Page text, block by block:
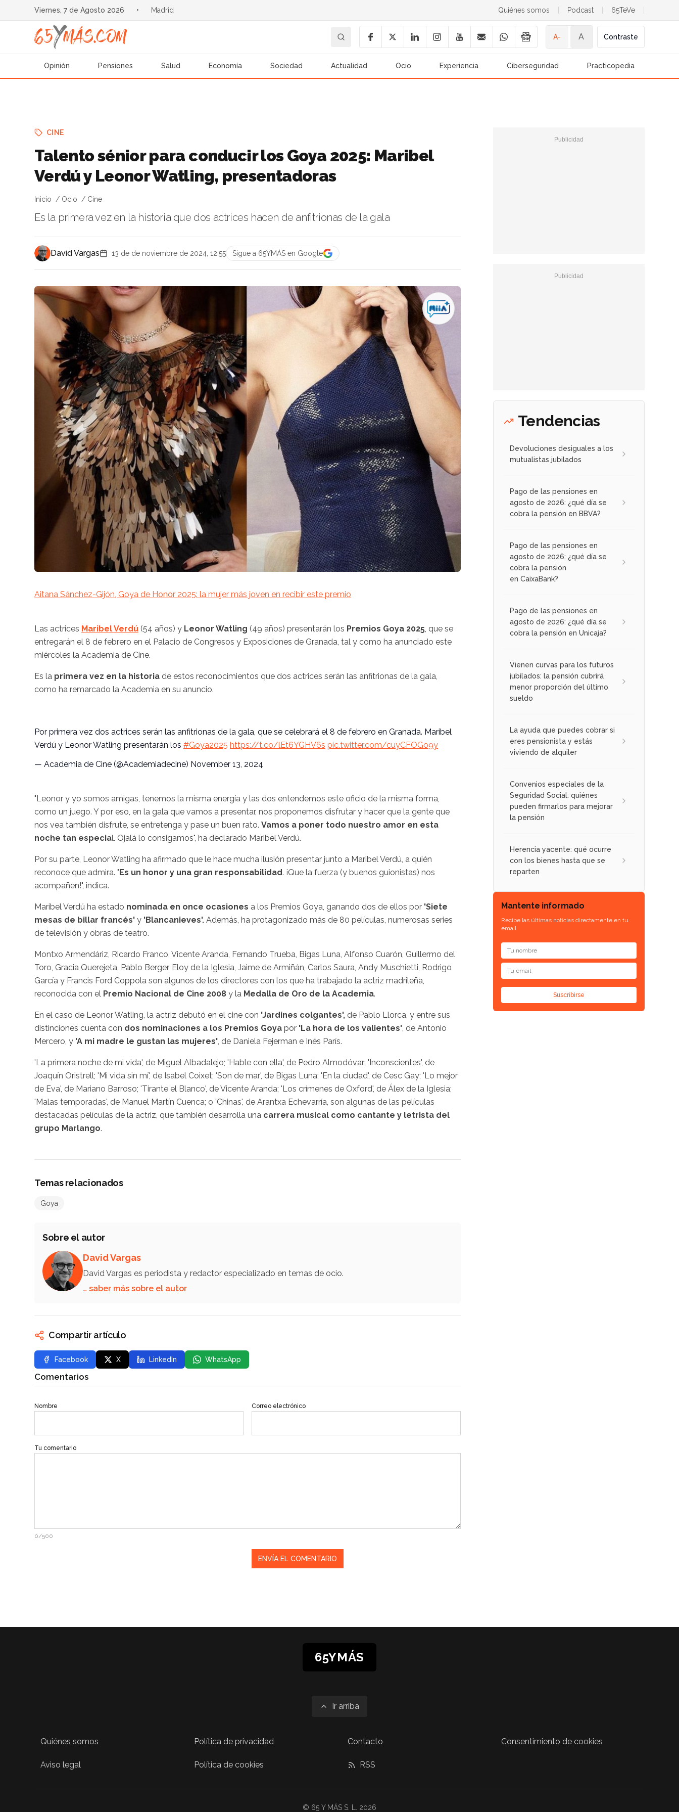
Viernes, 7 de Agosto 2026 • Madrid Quiénes somos Podcast 65TeVe
A- A Contraste
Opinión Pensiones Salud Economía Sociedad Actualidad Ocio Experiencia Ciberseguridad Practicopedia
CINE
Talento sénior para conducir los Goya 2025: Maribel
Verdú y Leonor Watling, presentadoras
Inicio Ocio Cine
Es la primera vez en la historia que dos actrices hacen de anfitrionas de la gala
David Vargas 13 de de noviembre de 2024, 12:55 Sigue a 65YMÁS en Google
Aitana Sánchez-Gijón, Goya de Honor 2025: la mujer más joven en recibir este premio
Las actrices Maribel Verdú (54 años) y Leonor Watling (49 años) presentarán los Premios Goya 2025 , que se
entregarán el 8 de febrero en el Palacio de Congresos y Exposiciones de Granada, tal y como ha anunciado este
miércoles la Academia de Cine.
Es la primera vez en la historia de estos reconocimientos que dos actrices serán las anfitrionas de la gala,
como ha remarcado la Academia en su anuncio.
Por primera vez dos actrices serán las anfitrionas de la gala, que se celebrará el 8 de febrero en Granada. Maribel
Verdú y Leonor Watling presentarán los #Goya2025 https://t.co/lEt6YGHV6s pic.twitter.com/cuyCFOGo9y
— Academia de Cine (@Academiadecine) November 13, 2024
"Leonor y yo somos amigas, tenemos la misma energía y las dos entendemos este oficio de la misma forma,
como un juego. Y por eso, en la gala que vamos a presentar, nos proponemos disfrutar y hacer que la gente que
nos vea también disfrute, se entretenga y pase un buen rato. Vamos a poner todo nuestro amor en esta
noche tan especial. Ojalá lo consigamos", ha declarado Maribel Verdú.
Por su parte, Leonor Watling ha afirmado que le hace mucha ilusión presentar junto a Maribel Verdú, a quién
reconoce que admira. "Es un honor y una gran responsabilidad. ¡Que la fuerza (y buenos guionistas) nos
acompañen!", indica.
Maribel Verdú ha estado nominada en once ocasiones a los Premios Goya, ganando dos de ellos por 'Siete
mesas de billar francés' y 'Blancanieves'. Además, ha protagonizado más de 80 películas, numerosas series
de televisión y obras de teatro.
Montxo Armendáriz, Ricardo Franco, Vicente Aranda, Fernando Trueba, Bigas Luna, Alfonso Cuarón, Guillermo del
Toro, Gracia Querejeta, Pablo Berger, Eloy de la Iglesia, Jaime de Armiñán, Carlos Saura, Andy Muschietti, Rodrigo
García y Francis Ford Coppola son algunos de los directores con los que ha trabajado la actriz madrileña,
reconocida con el Premio Nacional de Cine 2008 y la Medalla de Oro de la Academia.
En el caso de Leonor Watling, la actriz debutó en el cine con 'Jardines colgantes', de Pablo Llorca, y entre sus
distinciones cuenta con dos nominaciones a los Premios Goya por 'La hora de los valientes' , de Antonio
Mercero, y 'A mi madre le gustan las mujeres' , de Daniela Fejerman e Inés París.
'La primera noche de mi vida', de Miguel Albadalejo; 'Hable con ella', de Pedro Almodóvar; 'Inconscientes', de
Joaquín Oristrell; 'Mi vida sin mí', de Isabel Coixet; 'Son de mar', de Bigas Luna; 'En la ciudad', de Cesc Gay; 'Lo mejor
de Eva', de Mariano Barroso; 'Tirante el Blanco', de Vicente Aranda; 'Los crímenes de Oxford', de Álex de la Iglesia;
'Malas temporadas', de Manuel Martín Cuenca; o 'Chinas', de Arantxa Echevarría, son algunas de las películas
destacadas películas de la actriz, que también desarrolla una carrera musical como cantante y letrista del
grupo Marlango.
Temas relacionados
Goya
Sobre el autor
David Vargas
David Vargas es periodista y redactor especializado en temas de ocio.
… saber más sobre el autor
Compartir artículo
Facebook X LinkedIn WhatsApp
Comentarios
Nombre Correo electrónico
Tu comentario
0/500
Tendencias
Devoluciones desiguales a los
mutualistas jubilados
Pago de las pensiones en
agosto de 2026: ¿qué día se
cobra la pensión en BBVA?
Pago de las pensiones en
agosto de 2026: ¿qué día se
cobra la pensión
en CaixaBank?
Pago de las pensiones en
agosto de 2026: ¿qué día se
cobra la pensión en Unicaja?
Vienen curvas para los futuros
jubilados: la pensión cubrirá
menor proporción del último
sueldo
La ayuda que puedes cobrar si
eres pensionista y estás
viviendo de alquiler
Convenios especiales de la
Seguridad Social: quiénes
pueden firmarlos para mejorar
la pensión
Herencia yacente: qué ocurre
con los bienes hasta que se
reparten
Mantente informado
Recibe las últimas noticias directamente en tu
email.
Suscribirse
65YMÁS
Ir arriba
Quiénes somos
Aviso legal
Política de privacidad
Política de cookies
Contacto
RSS
Consentimiento de cookies
© 65 Y MÁS S. L. 2026